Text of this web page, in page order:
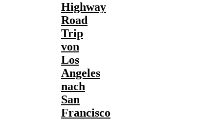
Highway
Road
Trip
von
Los
Angeles
nach
San
Francisco